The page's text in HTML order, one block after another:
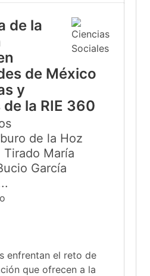
de la
de México
y
la RIE 360
de la Hoz
Tirado María
García
enfrentan el reto de
que ofrecen a la